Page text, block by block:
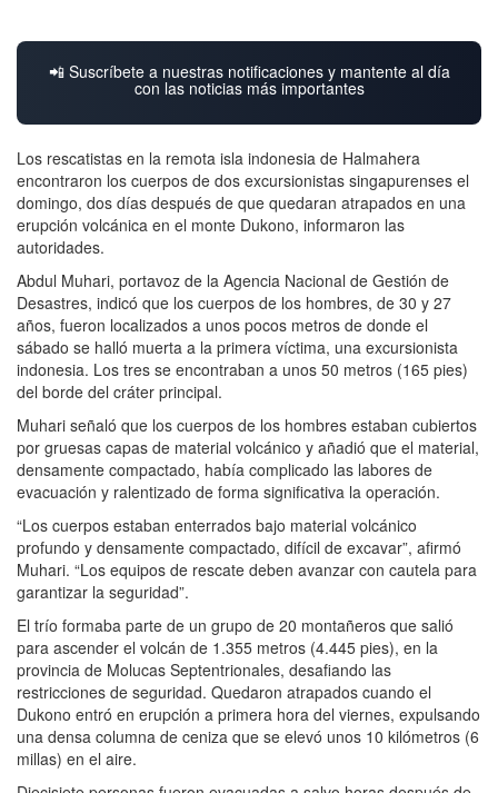
📲 Suscríbete a nuestras notificaciones y mantente al día
con las noticias más importantes
Los rescatistas en la remota isla indonesia de Halmahera
encontraron los cuerpos de dos excursionistas singapurenses el
domingo, dos días después de que quedaran atrapados en una
erupción volcánica en el monte Dukono, informaron las
autoridades.
Abdul Muhari, portavoz de la Agencia Nacional de Gestión de
Desastres, indicó que los cuerpos de los hombres, de 30 y 27
años, fueron localizados a unos pocos metros de donde el
sábado se halló muerta a la primera víctima, una excursionista
indonesia. Los tres se encontraban a unos 50 metros (165 pies)
del borde del cráter principal.
Muhari señaló que los cuerpos de los hombres estaban cubiertos
por gruesas capas de material volcánico y añadió que el material,
densamente compactado, había complicado las labores de
evacuación y ralentizado de forma significativa la operación.
“Los cuerpos estaban enterrados bajo material volcánico
profundo y densamente compactado, difícil de excavar”, afirmó
Muhari. “Los equipos de rescate deben avanzar con cautela para
garantizar la seguridad”.
El trío formaba parte de un grupo de 20 montañeros que salió
para ascender el volcán de 1.355 metros (4.445 pies), en la
provincia de Molucas Septentrionales, desafiando las
restricciones de seguridad. Quedaron atrapados cuando el
Dukono entró en erupción a primera hora del viernes, expulsando
una densa columna de ceniza que se elevó unos 10 kilómetros (6
millas) en el aire.